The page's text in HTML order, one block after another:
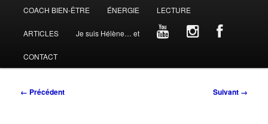
COACH BIEN-ÊTRE ÉNERGIE LECTURE
ARTICLES Je suis Hélène… et
CONTACT
Navigation
← Précédent Suivant →